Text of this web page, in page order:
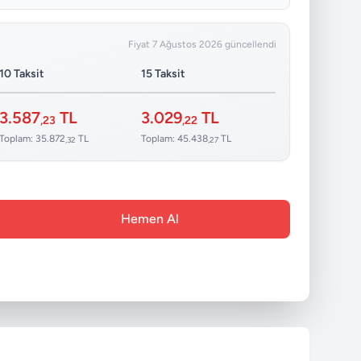
Fiyat 7 Ağustos 2026 güncellendi
10 Taksit 15 Taksit
3.587,23 TL
Toplam: 35.872 ,32 TL
3.029,22 TL
Toplam: 45.438,27 TL
Hemen Al